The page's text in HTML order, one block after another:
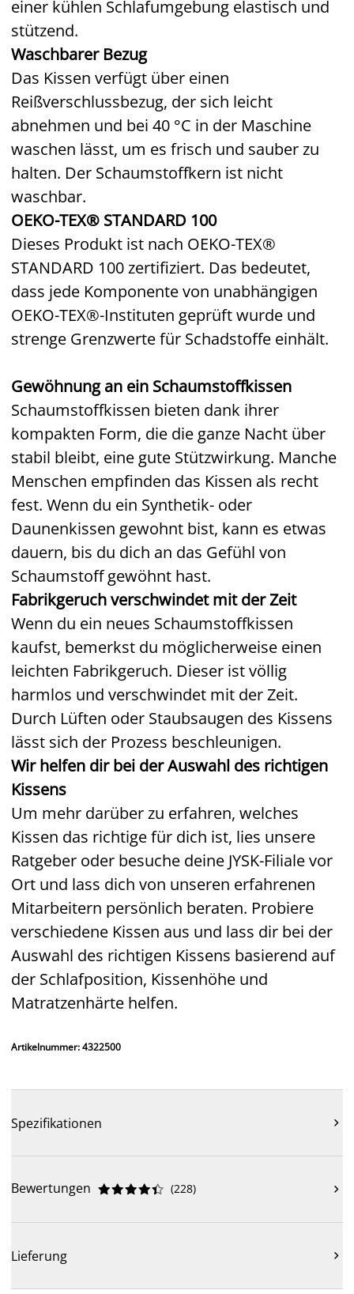
einer kühlen Schlafumgebung elastisch und
stützend.
Waschbarer Bezug
Das Kissen verfügt über einen
Reißverschlussbezug, der sich leicht
abnehmen und bei 40 °C in der Maschine
waschen lässt, um es frisch und sauber zu
halten. Der Schaumstoffkern ist nicht
waschbar.
OEKO-TEX® STANDARD 100
Dieses Produkt ist nach OEKO-TEX®
STANDARD 100 zertifiziert. Das bedeutet,
dass jede Komponente von unabhängigen
OEKO-TEX®-Instituten geprüft wurde und
strenge Grenzwerte für Schadstoffe einhält.
Gewöhnung an ein Schaumstoffkissen
Schaumstoffkissen bieten dank ihrer
kompakten Form, die die ganze Nacht über
stabil bleibt, eine gute Stützwirkung. Manche
Menschen empfinden das Kissen als recht
fest. Wenn du ein Synthetik- oder
Daunenkissen gewohnt bist, kann es etwas
dauern, bis du dich an das Gefühl von
Schaumstoff gewöhnt hast.
Fabrikgeruch verschwindet mit der Zeit
Wenn du ein neues Schaumstoffkissen
kaufst, bemerkst du möglicherweise einen
leichten Fabrikgeruch. Dieser ist völlig
harmlos und verschwindet mit der Zeit.
Durch Lüften oder Staubsaugen des Kissens
lässt sich der Prozess beschleunigen.
Wir helfen dir bei der Auswahl des richtigen
Kissens
Um mehr darüber zu erfahren, welches
Kissen das richtige für dich ist, lies unsere
Ratgeber oder besuche deine JYSK-Filiale vor
Ort und lass dich von unseren erfahrenen
Mitarbeitern persönlich beraten. Probiere
verschiedene Kissen aus und lass dir bei der
Auswahl des richtigen Kissens basierend auf
der Schlafposition, Kissenhöhe und
Matratzenhärte helfen.
Artikelnummer: 4322500
Spezifikationen 
Bewertungen 




 (228) 
Lieferung 